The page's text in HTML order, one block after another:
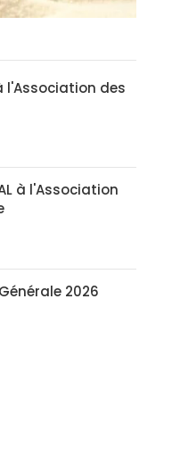
l'Association des
à l'Association
2026